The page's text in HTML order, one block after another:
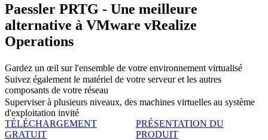
Paessler PRTG - Une meilleure
alternative à VMware vRealize
Operations
Gardez un œil sur l'ensemble de votre environnement virtualisé
Suivez également le matériel de votre serveur et les autres
composants de votre réseau
Superviser à plusieurs niveaux, des machines virtuelles au système
d'exploitation invité
TÉLÉCHARGEMENT
GRATUIT
PRÉSENTATION DU
PRODUIT